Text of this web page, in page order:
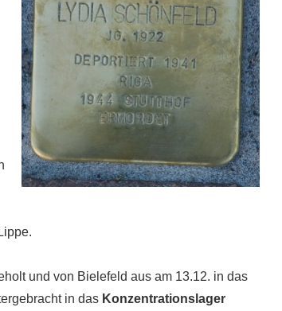
und von Bielefeld aus am 13.12. in das
in das Konzentrationslager